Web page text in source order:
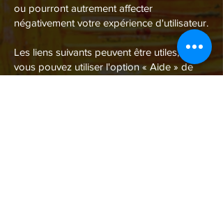
ou pourront autrement affecter
négativement votre expérience d'utilisateur.
Les liens suivants peuvent être utiles, ou
vous pouvez utiliser l'option « Aide » de